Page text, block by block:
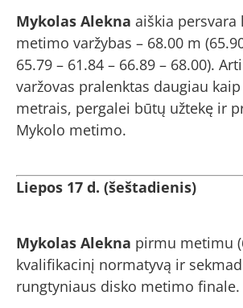
Mykolas Alekna aiškia
metimo varžybas – 68.00 m
65.79 – 61.84 – 66.89 – 68.00).
varžovas pralenktas daugiau
metrais, pergalei būtų užtekę ir
Mykolo metimo.
Liepos 17 d. (šeštadienis)
Mykolas Alekna pirmu metimu
kvalifikacinį normatyvą ir
rungtyniaus disko metimo finale.